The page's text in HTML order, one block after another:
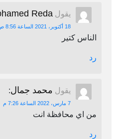
يقول Reda
18 أكتوبر، 2021 الساعة 8:56 ص
الناس كتير
رد
يقول محمد جمال:
7 مارس، 2022 الساعة 7:26 م
من اي محافظة انت
رد